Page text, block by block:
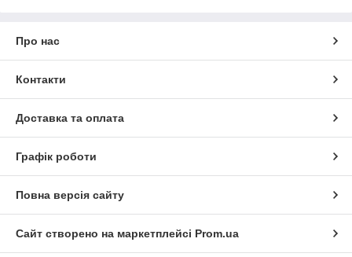
Про нас
Контакти
Доставка та оплата
Графік роботи
Повна версія сайту
Сайт створено на маркетплейсі Prom.ua